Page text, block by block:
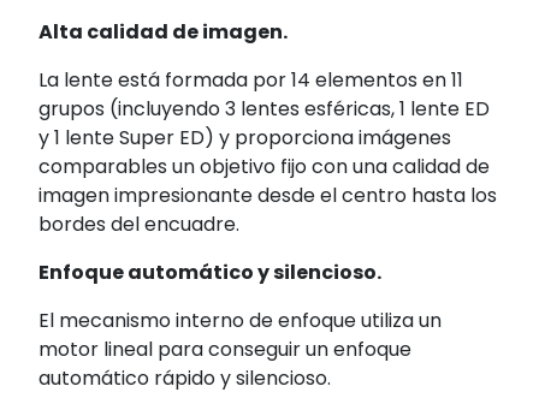
Alta calidad de imagen.
La lente está formada por 14 elementos en 11
grupos (incluyendo 3 lentes esféricas, 1 lente ED
y 1 lente Super ED) y proporciona imágenes
comparables un objetivo fijo con una calidad de
imagen impresionante desde el centro hasta los
bordes del encuadre.
Enfoque automático y silencioso.
El mecanismo interno de enfoque utiliza un
motor lineal para conseguir un enfoque
automático rápido y silencioso.